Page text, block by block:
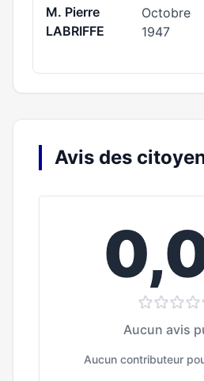
M. Pierre
LABRIFFE
Octobre
1947
Avis des
Aucun avis
Aucun contributeur